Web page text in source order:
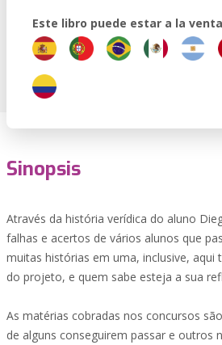
Este libro puede estar a la
Sinopsis
Através da história verídica do aluno
falhas e acertos de vários alunos que
muitas histórias em uma, inclusive, aqui
do projeto, e quem sabe esteja a sua
As matérias cobradas nos concursos
de alguns conseguirem passar e outros